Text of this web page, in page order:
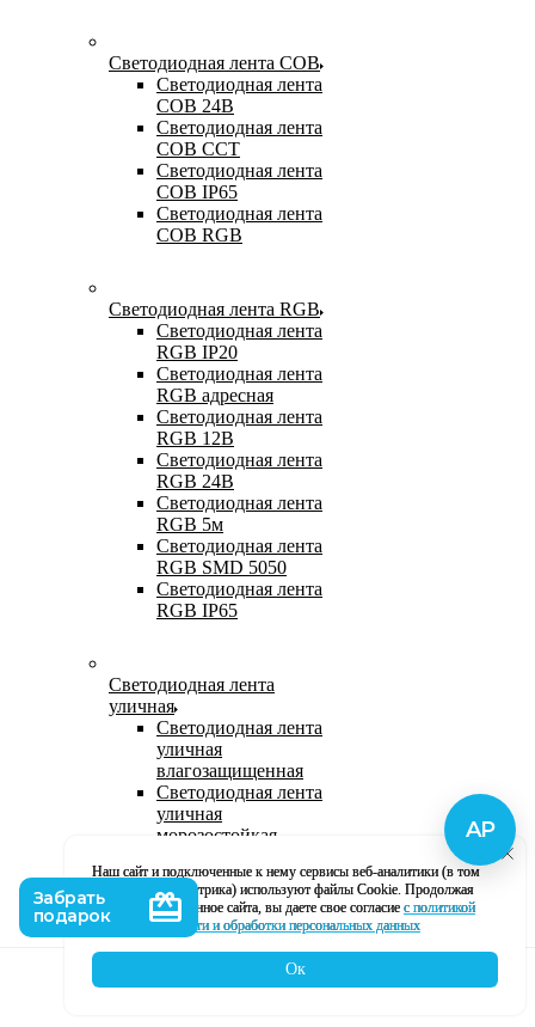
Светодиодная лента COB
Светодиодная лента
COB 24В
Светодиодная лента
COB CCT
Светодиодная лента
COB IP65
Светодиодная лента
COB RGB
Светодиодная лента RGB
Светодиодная лента
RGB IP20
Светодиодная лента
RGB адресная
Светодиодная лента
RGB 12В
Светодиодная лента
RGB 24В
Светодиодная лента
RGB 5м
Светодиодная лента
RGB SMD 5050
Светодиодная лента
RGB IP65
Светодиодная лента
уличная
Светодиодная лента
уличная
влагозащищенная
Светодиодная лента
уличная
морозостойкая
светодиодная лента
220В
Светодиодная лента
уличная в силиконе
Наш сайт и подключенные к нему сервисы веб-аналитики (в том
числе, Яндекс Метрика) используют файлы Cookie. Продолжая
использование данное сайта, вы даете свое согласие с политикой
кофиденциальности и обработки персональных данных
Ок